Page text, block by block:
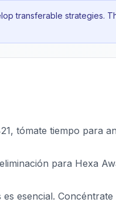
transferable strategies.
tómate tiempo para
para Hexa
esencial.